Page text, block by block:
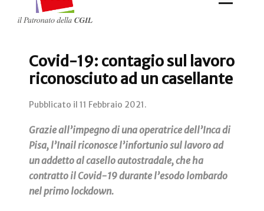
Covid-19: contagio sul lavoro
riconosciuto ad un casellante
Pubblicato il 11 Febbraio 2021.
Grazie all’impegno di una operatrice dell’Inca di
Pisa, l’Inail riconosce l’infortunio sul lavoro ad
un addetto al casello autostradale, che ha
contratto il Covid-19 durante l’esodo lombardo
nel primo lockdown.